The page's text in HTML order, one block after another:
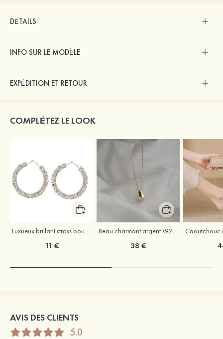
DÉTAILS
INFO SUR LE MODÈLE
EXPÉDITION ET RETOUR
COMPLÉTEZ LE LOOK
11 € 38 €
AVIS DES CLIENTS
5.0